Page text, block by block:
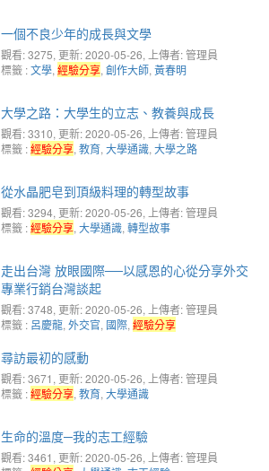
一個不良少年的成長與文學
觀看: 3275, 更新: 2020-05-26,上傳者: 管理員
標籤 :文學,經驗分享,創作大師,黃春明
大學之路：大學生的立志、教養與成長
觀看: 3310, 更新: 2020-05-26, 上傳者: 管理員
標籤 :經驗分享, 教育, 大學通識, 大學之路
從水晶肥皂到頂級料理的轉型故事
觀看: 3294, 更新: 2020-05-26, 上傳者: 管理員
標籤 :經驗分享, 大學通識, 轉型故事
走出台灣 放眼國際──以感恩的心從分享外交
專業行銷台灣談起
觀看: 3748, 更新: 2020-05-26, 上傳者: 管理員
標籤 : 呂慶龍, 外交官, 國際, 經驗分享
尋訪最初的感動
觀看: 3671 , 更新: 2020-05-26, 上傳者: 管理員
標籤 :經驗分享, 教育, 大學通識
生命的溫度─我的志工經驗
觀看: 3461 , 更新: 2020-05-26, 上傳者: 管理員